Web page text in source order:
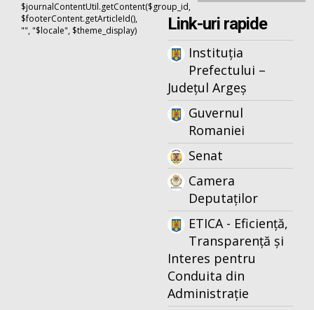
$journalContentUtil.getContent($group_id,
$footerContent.getArticleId(),
"", "$locale", $theme_display)
Link-uri rapide
Instituția
Prefectului –
Județul Argeș
Guvernul
Romaniei
Senat
Camera
Deputaților
ETICA - Eficiență,
Transparență și
Interes pentru
Conduita din
Administrație